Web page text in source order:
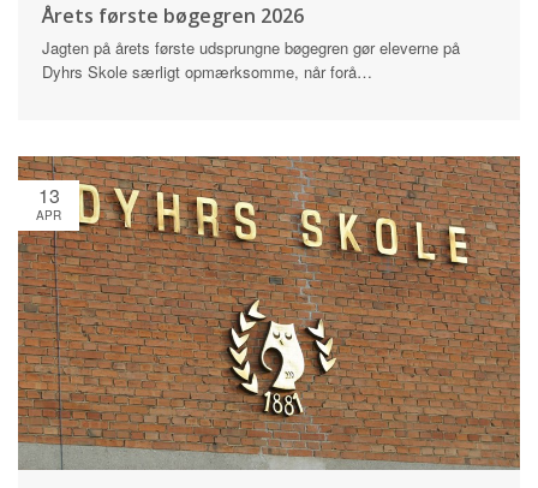
Årets første bøgegren 2026
Jagten på årets første udsprungne bøgegren gør eleverne på
Dyhrs Skole særligt opmærksomme, når forå…
13
APR